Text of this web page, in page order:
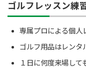
ゴルフレッスン練
専属プロによる個人
ゴルフ用品はレンタ
１日に何度来場して